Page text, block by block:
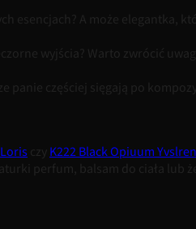
esencjach? A może elegantka,
wyjścia? Warto zwrócić
panie częściej sięgają po
czy K222 Black Opiuum
perfum, balsam do ciała lub